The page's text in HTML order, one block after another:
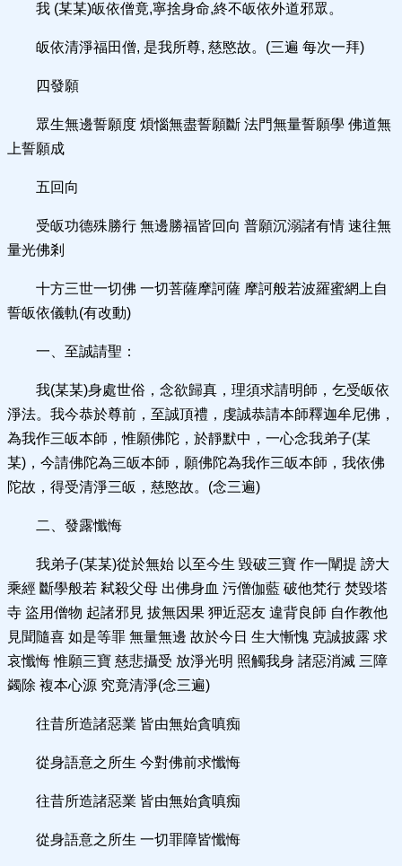
我 (某某)皈依僧竟,寧捨身命,終不皈依外道邪眾。
皈依清淨福田僧, 是我所尊, 慈愍故。(三遍 每次一拜)
四發願
眾生無邊誓願度 煩惱無盡誓願斷 法門無量誓願學 佛道無
上誓願成
五回向
受皈功德殊勝行 無邊勝福皆回向 普願沉溺諸有情 速往無
量光佛剎
十方三世一切佛 一切菩薩摩訶薩 摩訶般若波羅蜜網上自
誓皈依儀軌(有改動)
一、至誠請聖：
我(某某)身處世俗，念欲歸真，理須求請明師，乞受皈依
淨法。我今恭於尊前，至誠頂禮，虔誠恭請本師釋迦牟尼佛，
為我作三皈本師，惟願佛陀，於靜默中，一心念我弟子(某
某)，今請佛陀為三皈本師，願佛陀為我作三皈本師，我依佛
陀故，得受清淨三皈，慈愍故。(念三遍)
二、發露懺悔
我弟子(某某)從於無始 以至今生 毀破三寶 作一闡提 謗大
乘經 斷學般若 弒殺父母 出佛身血 污僧伽藍 破他梵行 焚毀塔
寺 盜用僧物 起諸邪見 拔無因果 狎近惡友 違背良師 自作教他
見聞隨喜 如是等罪 無量無邊 故於今日 生大慚愧 克誠披露 求
哀懺悔 惟願三寶 慈悲攝受 放淨光明 照觸我身 諸惡消滅 三障
蠲除 複本心源 究竟清淨(念三遍)
往昔所造諸惡業 皆由無始貪嗔痴
從身語意之所生 今對佛前求懺悔
往昔所造諸惡業 皆由無始貪嗔痴
從身語意之所生 一切罪障皆懺悔